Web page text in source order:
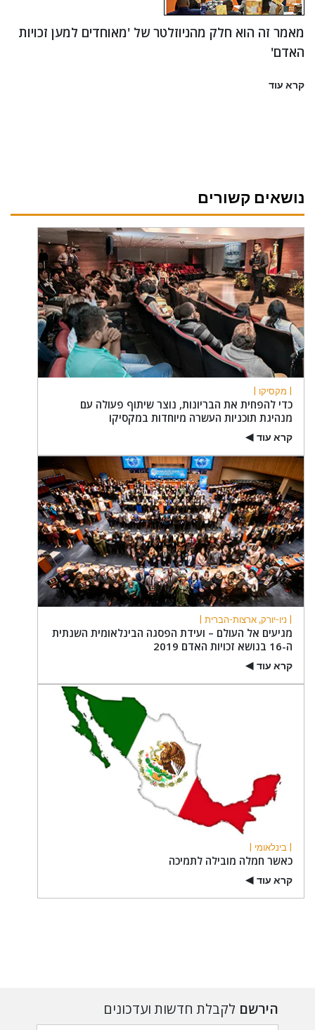
מאמר זה הוא חלק מהניוזלטר של 'מאוחדים למען זכויות
האדם'
קרא עוד
נושאים קשורים
| מקסיקו |
כדי להפחית את הבריונות, נוצר שיתוף פעולה עם
מנהיגת תוכניות העשרה מיוחדות במקסיקו
קרא עוד ▶
| ניו-יורק, ארצות-הברית |
מגיעים אל העולם – ועידת הפסגה הבינלאומית השנתית
ה-16 בנושא זכויות האדם 2019
קרא עוד ▶
| בינלאומי |
כאשר חמלה מובילה לתמיכה
קרא עוד ▶
הירשם לקבלת חדשות ועדכונים